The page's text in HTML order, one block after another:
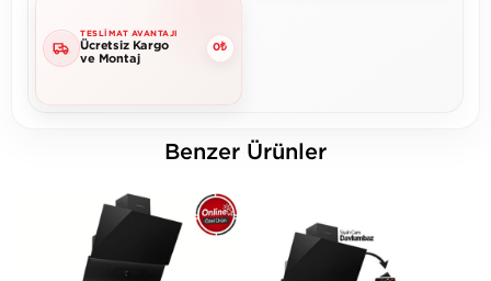
TESLIMAT AVANTAJI
Ücretsiz Kargo
ve Montaj
0₺
Benzer Ürünler